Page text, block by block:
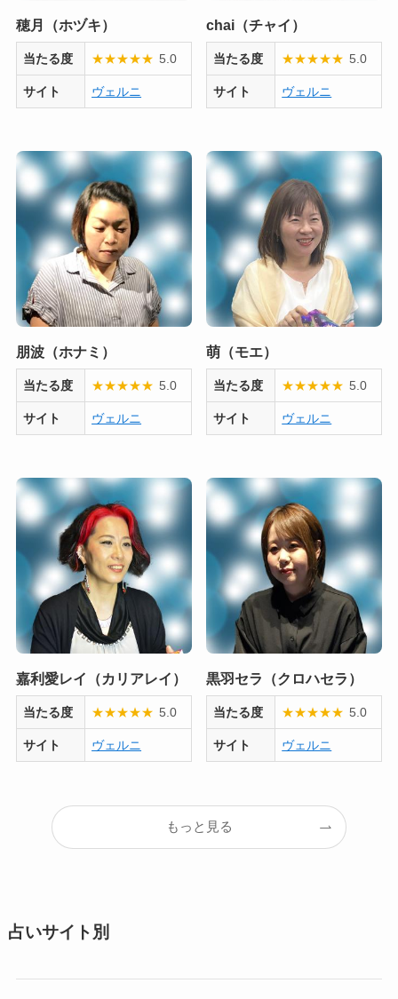
穂月（ホヅキ）
当たる度 ★★★★★ 5.0
サイト ヴェルニ
chai（チャイ）
当たる度 ★★★★★ 5.0
サイト ヴェルニ
朋波（ホナミ）
当たる度 ★★★★★ 5.0
サイト ヴェルニ
萌（モエ）
当たる度 ★★★★★ 5.0
サイト ヴェルニ
嘉利愛レイ（カリアレイ）
当たる度 ★★★★★ 5.0
サイト ヴェルニ
黒羽セラ（クロハセラ）
当たる度 ★★★★★ 5.0
サイト ヴェルニ
もっと見る
占いサイト別